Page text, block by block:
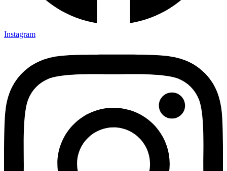
Instagram